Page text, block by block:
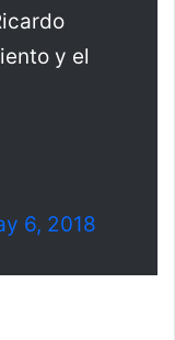
y el
6, 2018